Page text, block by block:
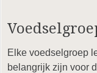
Elke voedselgroep
belangrijk zijn voor